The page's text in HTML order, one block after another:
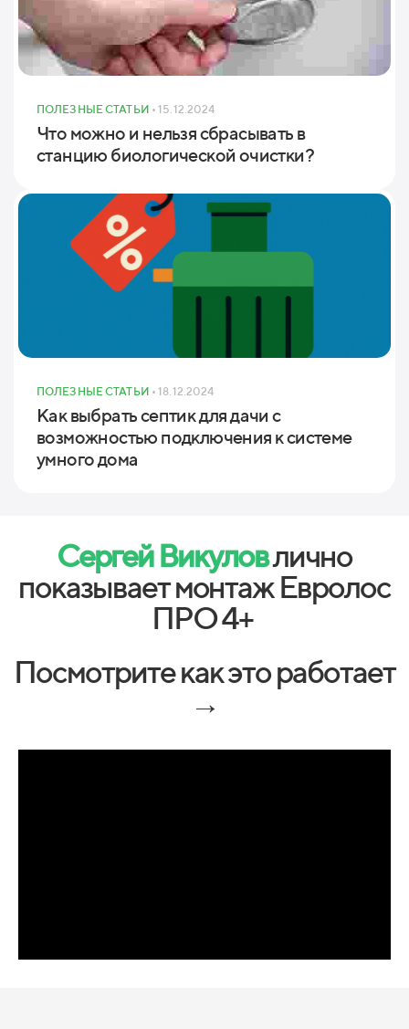
ПОЛЕЗНЫЕ СТАТЬИ • 15.12.2024
Что можно и нельзя сбрасывать в
станцию биологической очистки?
ПОЛЕЗНЫЕ СТАТЬИ • 18.12.2024
Как выбрать септик для дачи с
возможностью подключения к системе
умного дома
Сергей Викуловлично
показывает монтаж Евролос
ПРО 4+
Посмотрите как это работает
→